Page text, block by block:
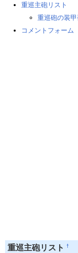
重巡主砲リスト
重巡砲の装
コメントフォーム
重巡主砲リスト †